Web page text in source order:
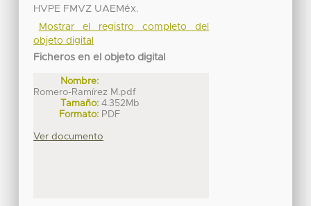
HVPE FMVZ UAEMéx.
Mostrar el registro completo del
objeto digital
Ficheros en el objeto digital
Nombre:
Romero-Ramírez M.pdf
Tamaño: 4.352Mb
Formato: PDF
Ver documento